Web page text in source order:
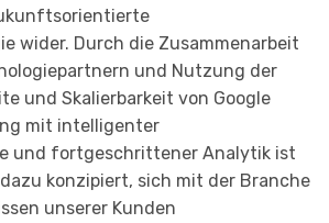
wider. Durch die Zusammenarbeit
und Nutzung der
und Skalierbarkeit von Google
mit intelligenter
und fortgeschrittener Analytik ist
konzipiert, sich mit der Branche
unserer Kunden